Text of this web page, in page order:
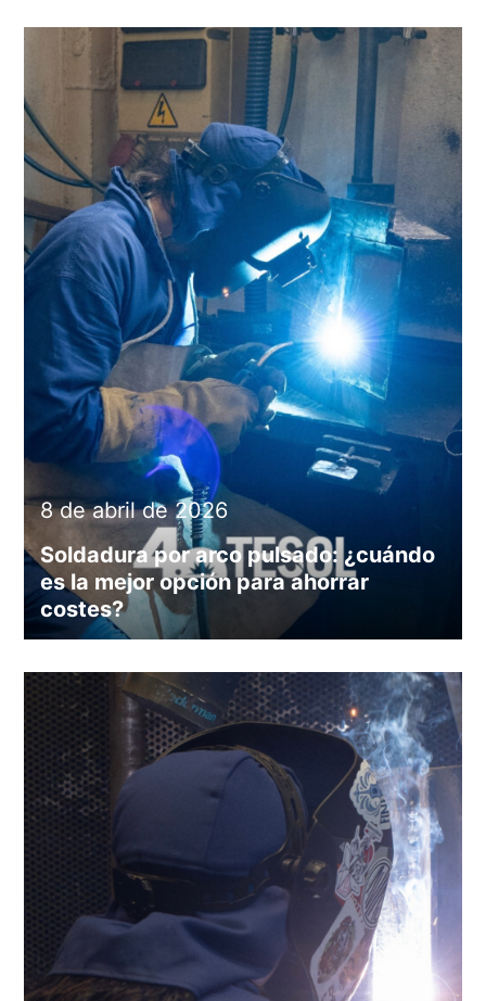
Soldadura por arco pulsado: ¿cuándo
es la mejor opción para ahorrar
costes?
8 de abril de 2026